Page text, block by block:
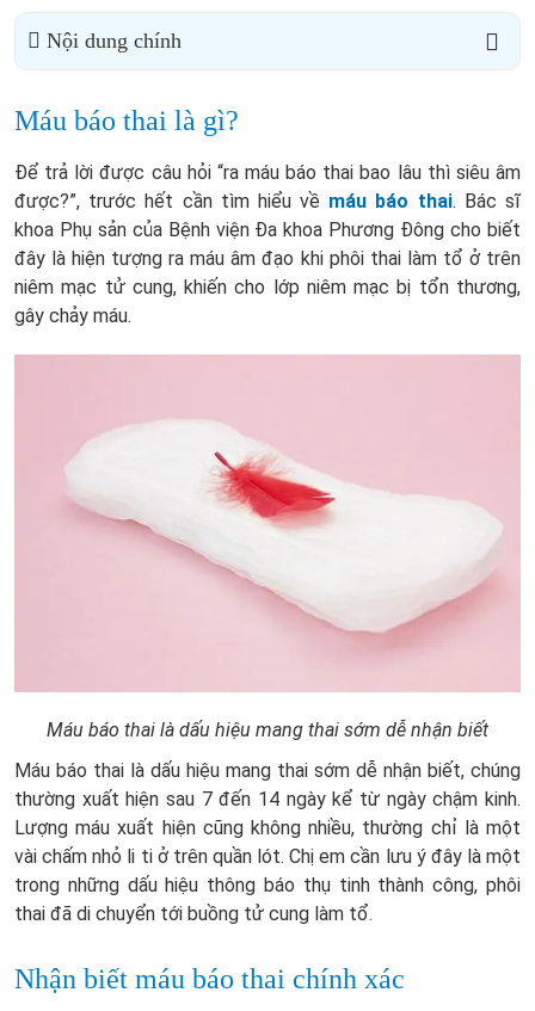
Nội dung chính
Máu báo thai là gì?
Để trả lời được câu hỏi “ra máu báo thai bao lâu thì siêu âm
được?”, trước hết cần tìm hiểu về máu báo thai. Bác sĩ
khoa Phụ sản của Bệnh viện Đa khoa Phương Đông cho biết
đây là hiện tượng ra máu âm đạo khi phôi thai làm tổ ở trên
niêm mạc tử cung, khiến cho lớp niêm mạc bị tổn thương,
gây chảy máu.
Máu báo thai là dấu hiệu mang thai sớm dễ nhận biết
Máu báo thai là dấu hiệu mang thai sớm dễ nhận biết, chúng
thường xuất hiện sau 7 đến 14 ngày kể từ ngày chậm kinh.
Lượng máu xuất hiện cũng không nhiều, thường chỉ là một
vài chấm nhỏ li ti ở trên quần lót. Chị em cần lưu ý đây là một
trong những dấu hiệu thông báo thụ tinh thành công, phôi
thai đã di chuyển tới buồng tử cung làm tổ.
Nhận biết máu báo thai chính xác